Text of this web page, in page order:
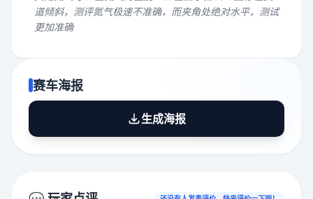
道倾斜，测评氮气极速不准确，而夹角处绝对水平，测试
更加准确
赛车海报
生成海报